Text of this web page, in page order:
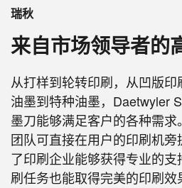
瑞秋
来自市场领导者的
从打样到轮转印刷，从凹版
油墨到特种油墨，Daetwyler
墨刀能够满足客户的各种需
团队可直接在用户的印刷机
了印刷企业能够获得专业的
刷任务也能取得完美的印刷效